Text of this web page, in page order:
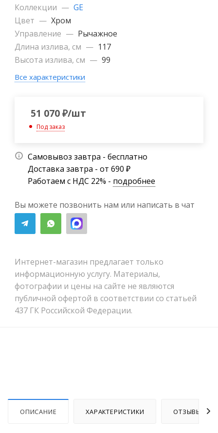
Коллекции — GE
Цвет — Хром
Управление — Рычажное
Длина излива, см — 117
Высота излива, см — 99
Все характеристики
51 070₽/шт
Под заказ
Самовывоз завтра - бесплатно
Доставка завтра - от 690 ₽
Работаем с НДС 22% - подробнее
Вы можете позвонить нам или написать в чат
Интернет-магазин предлагает только
информационную услугу. Материалы,
фотографии и цены на сайте не являются
публичной офертой в соответствии со статьей
437 ГК Российской Федерации.
ОПИСАНИЕ ХАРАКТЕРИСТИКИ ОТЗЫВЫ